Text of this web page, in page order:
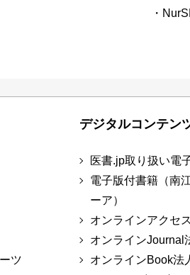
・
ツ
デジタルコンテン
医書.jp取り扱い電
電子版付書籍（南
ーア）
オンラインアクセ
オンラインJournal
オンラインBook法